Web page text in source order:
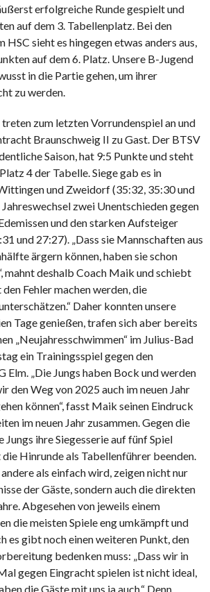
erfolgreiche Runde gespielt und
auf dem 3. Tabellenplatz. Bei den
sieht es hingegen etwas anders aus,
auf dem 6. Platz. Unsere B-Jugend
in die Partie gehen, um ihrer
zu werden.
zum letzten Vorrundenspiel an und
Braunschweig II zu Gast. Der BTSV
Saison, hat 9:5 Punkte und steht
4 der Tabelle. Siege gab es in
und Zweidorf (35:32, 35:30 und
zwei Unentschieden gegen
und den starken Aufsteiger
und 27:27). „Dass sie Mannschaften aus
ärgern können, haben sie schon
mahnt deshalb Coach Maik und schiebt
Fehler machen werden, die
Daher konnten unsere
Tage genießen, trafen sich aber bereits
„Neujahresschwimmen“ im Julius-Bad
ein Trainingsspiel gegen den
Elm. „Die Jungs haben Bock und werden
den Weg von 2025 auch im neuen Jahr
können“, fasst Maik seinen Eindruck
im neuen Jahr zusammen. Gegen die
Jungs ihre Siegesserie auf fünf Spiel
Hinrunde als Tabellenführer beenden.
als einfach wird, zeigen nicht nur
der Gäste, sondern auch die direkten
Abgesehen von jeweils einem
die meisten Spiele eng umkämpft und
es gibt noch einen weiteren Punkt, den
bedenken muss: „Dass wir in
gegen Eingracht spielen ist nicht ideal,
die Gäste mit uns ja auch.“ Denn